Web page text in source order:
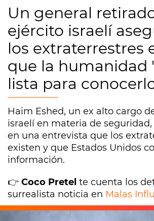
Un general
ejército israelí
los extraterrestres
que la humanidad
lista para
Haim Eshed, un ex alto cargo
israelí en materia de
en una entrevista que los
existen y que Estados Unidos
información.
👉 Coco Pretel te cuenta los
surrealista noticia en Malas